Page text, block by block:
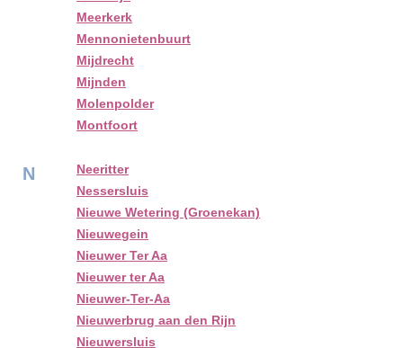
Meerkerk
Mennonietenbuurt
Mijdrecht
Mijnden
Molenpolder
Montfoort
N
Neeritter
Nessersluis
Nieuwe Wetering (Groenekan)
Nieuwegein
Nieuwer Ter Aa
Nieuwer ter Aa
Nieuwer-Ter-Aa
Nieuwerbrug aan den Rijn
Nieuwersluis